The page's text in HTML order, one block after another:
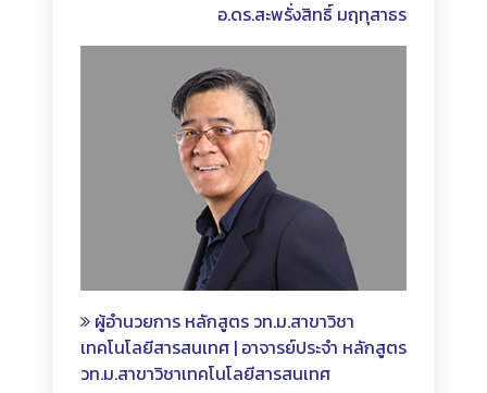
อ.ดร.สะพรั่งสิทธิ์ มฤทุสาธร
ผู้อำนวยการ หลักสูตร วท.ม.สาขาวิชา
เทคโนโลยีสารสนเทศ | อาจารย์ประจำ หลักสูตร
วท.ม.สาขาวิชาเทคโนโลยีสารสนเทศ